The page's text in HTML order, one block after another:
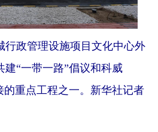
行政管理设施项目文化中心外
“一带一路”倡议和科威
的重点工程之一。新华社记者